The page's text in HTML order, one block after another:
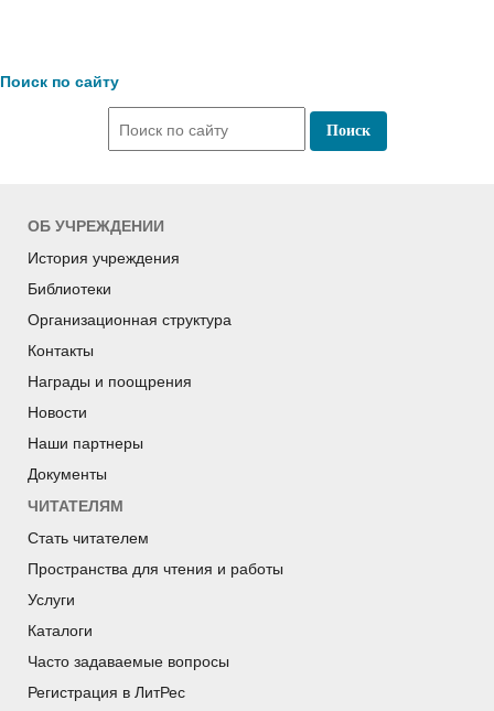
Поиск по сайту
ОБ УЧРЕЖДЕНИИ
История учреждения
Библиотеки
Организационная структура
Контакты
Награды и поощрения
Новости
Наши партнеры
Документы
ЧИТАТЕЛЯМ
Стать читателем
Пространства для чтения и работы
Услуги
Каталоги
Часто задаваемые вопросы
Регистрация в ЛитРес